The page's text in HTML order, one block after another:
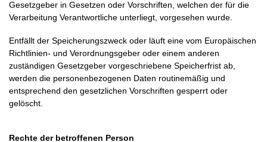
Gesetzgeber in Gesetzen oder Vorschriften, welchen der für die
Verarbeitung Verantwortliche unterliegt, vorgesehen wurde.
Entfällt der Speicherungszweck oder läuft eine vom Europäischen
Richtlinien- und Verordnungsgeber oder einem anderen
zuständigen Gesetzgeber vorgeschriebene Speicherfrist ab,
werden die personenbezogenen Daten routinemäßig und
entsprechend den gesetzlichen Vorschriften gesperrt oder
gelöscht.
Rechte der betroffenen Person